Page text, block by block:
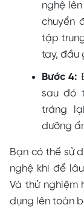
nghệ
chuyển
tập
tay, đầu
Bước 4:
sau đó
tráng
dưỡng
Bạn có thể sử
nghệ khi để
Và thử nghiệm
dụng lên toàn